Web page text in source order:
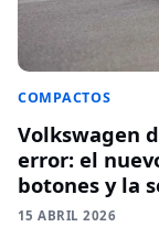
COMPACTOS
Volkswagen
error: el
botones y la
15 ABRIL 2026